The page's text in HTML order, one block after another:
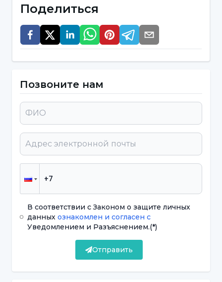
хирургия играет важную роль в лечении
и травм спинного мозга. Хирурги в этой
области - профессионалы, обладающие
диагностике и лечении заболеваний
позвоночника. Спинальная хирургия,
которая проводится как в экстренных, так и
в плановых операциях, помогает пациентам
вести более здоровый образ жизни.
Что такое заболевания
Заболевания позвоночника - это различные
нарушения, которые влияют на структуру и
функции позвоночника. Эти заболевания
могут быть достаточно серьезными, чтобы
потребовать проведения операции на
Поделиться
Позвоните нам
В соответствии с Законом о защите личных
данныхознакомлен и согласен с
Уведомлением и Разъяснением.(*)
Отправить